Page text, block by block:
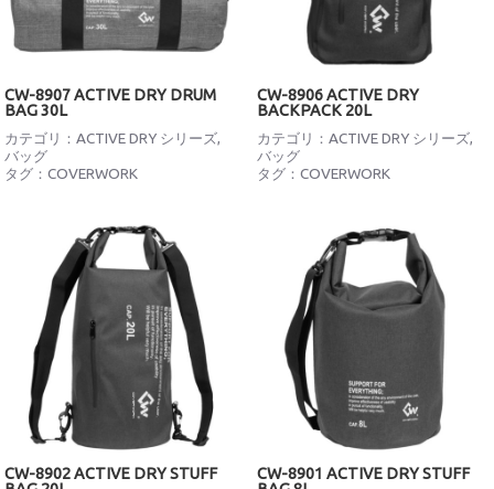
CW-8907 ACTIVE DRY DRUM
BAG 30L
カテゴリ：ACTIVE DRY シリーズ,
バッグ
タグ：COVERWORK
CW-8906 ACTIVE DRY
BACKPACK 20L
カテゴリ： ACTIVE DRY シリーズ,
バッグ
タグ： COVERWORK
CW-8902 ACTIVE DRY STUFF
CW-8901 ACTIVE DRY STUFF